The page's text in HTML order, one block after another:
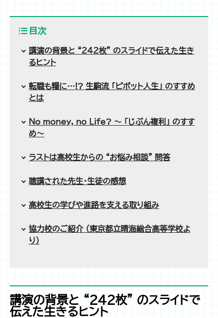
目次
講演の背景と “242枚” のスライドで伝えた生き
るヒント
転職も糧に…!? 生駒流 「ピボット人生」 のすすめ
とは
No money, no Life? ～ 「じぶん複利」 のすす
め～
ラストは高校生からの “お悩み相談” 問答
聴講された先生・生徒の感想
高校生の学びや進路を支える取り組み
協力校のご紹介 （東京都立晴海総合高等学校よ
り）
講演の背景と “242枚” のスライドで
伝えた生きるヒント